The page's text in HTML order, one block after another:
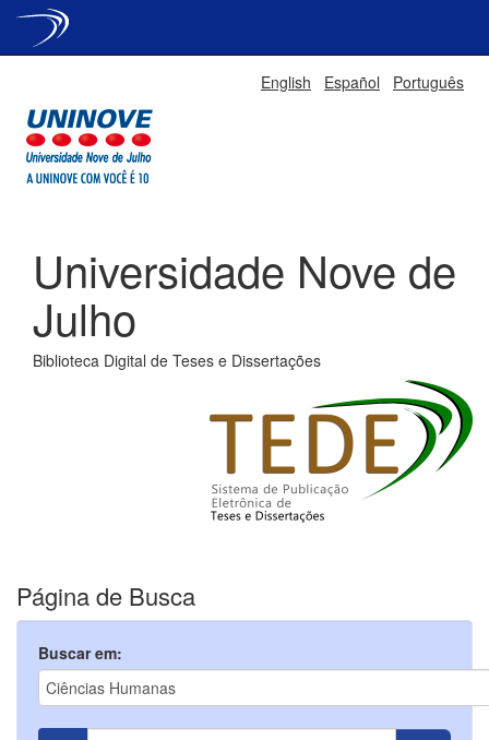
English Español Português
Universidade Nove de
Julho
Biblioteca Digital de Teses e Dissertações
Página de Busca
Buscar em: